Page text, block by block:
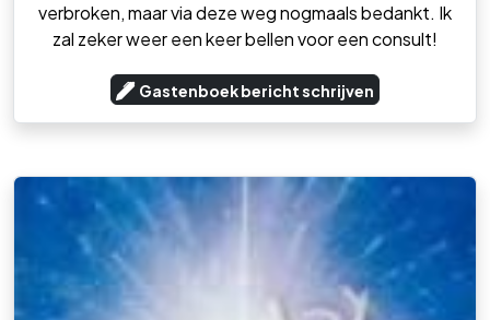
verbroken, maar via deze weg nogmaals bedankt. Ik
zal zeker weer een keer bellen voor een consult!
Gastenboek bericht schrijven